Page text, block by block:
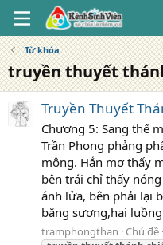
Từ khóa
truyền thuyết
Truyền Thuyết
Chương 5: Sang thế
Trần Phong phảng
mộng. Hắn mơ thấy
bên trái chỉ thấy
ánh lửa, bên phải lại
băng sương,hai
tramphongthan Chủ đề